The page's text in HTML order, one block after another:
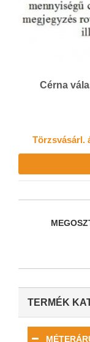
Cérna
Törzsvásárl.
TERMÉK